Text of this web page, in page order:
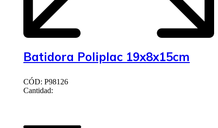
Batidora Poliplac 19x8x15cm
CÓD: P98126
Cantidad: